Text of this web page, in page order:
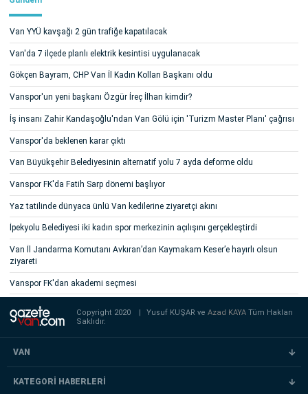
Van YYÜ kavşağı 2 gün trafiğe kapatılacak
Van'da 7 ilçede planlı elektrik kesintisi uygulanacak
Gökçen Bayram, CHP Van İl Kadın Kolları Başkanı oldu
Vanspor'un yeni başkanı Özgür İreç İlhan kimdir?
İş insanı Zahir Kandaşoğlu'ndan Van Gölü için 'Turizm Master Planı' çağrısı
Vanspor'da beklenen karar çıktı
Van Büyükşehir Belediyesinin alternatif yolu 7 ayda deforme oldu
Vanspor FK'da Fatih Sarp dönemi başlıyor
Yaz tatilinde dünyaca ünlü Van kedilerine ziyaretçi akını
İpekyolu Belediyesi iki kadın spor merkezinin açılışını gerçekleştirdi
Van İl Jandarma Komutanı Avkıran’dan Kaymakam Keser’e hayırlı olsun
ziyareti
Vanspor FK'dan akademi seçmesi
Copyright 2020 Yusuf KUŞAR veAzad KAYATüm Hakları
Saklıdır.
VAN
KATEGORİ HABERLERİ